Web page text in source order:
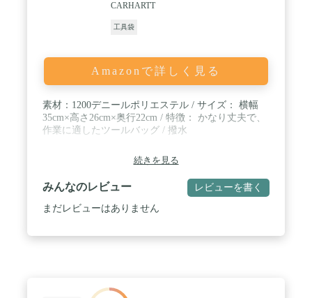
CARHARTT
工具袋
Amazonで詳しく見る
素材：1200デニールポリエステル / サイズ： 横幅
35cm×高さ26cm×奥行22cm / 特徴： かなり丈夫で、
作業に適したツールバッグ / 撥水
続きを見る
みんなのレビュー レビューを書く
まだレビューはありません